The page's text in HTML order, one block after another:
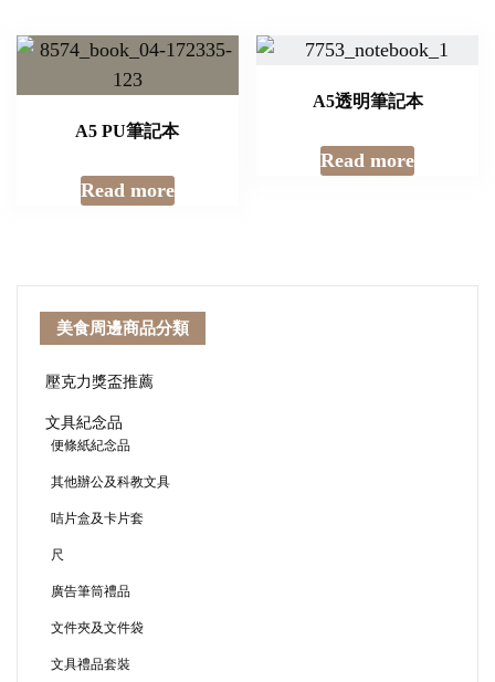
A5 PU筆記本
Read more
A5透明筆記本
Read more
美食周邊商品分類
壓克力獎盃推薦
文具紀念品
便條紙紀念品
其他辦公及科教文具
咭片盒及卡片套
尺
廣告筆筒禮品
文件夾及文件袋
文具禮品套裝